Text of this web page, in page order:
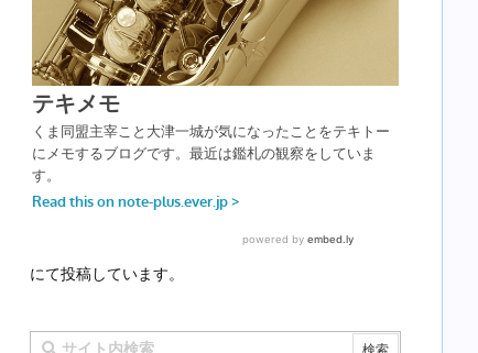
にて投稿しています。